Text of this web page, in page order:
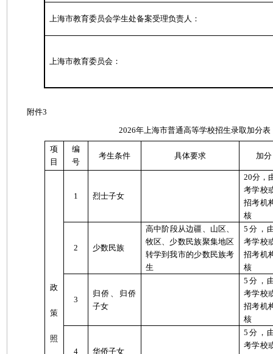
上海市教育委员会学生处备案受理负责人：
上海市教育委员会：
附件3
2026年上海市普通高等学校招生录取加分表
项
目
编
号
考生条件 具体要求 加分
政
策
照
1 烈士子女
20分，
考学校
招考机
核
2 少数民族
高中阶段从边疆、山区、
牧区、少数民族聚集地区
转学到我市的少数民族考
生
5分，
考学校
招考机
核
3
归侨、归侨
子女
5分，
考学校
招考机
核
4 华侨子女
5分，
考学校